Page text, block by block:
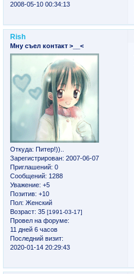
2008-05-10 00:34:13
Rish
Мну съел контакт >__<
Откуда: Питер!))..
Зарегистрирован: 2007-06-07
Приглашений: 0
Сообщений: 1288
Уважение: +5
Позитив: +10
Пол: Женский
Возраст: 35 [1991-03-17]
Провел на форуме:
11 дней 6 часов
Последний визит:
2020-01-14 20:29:43